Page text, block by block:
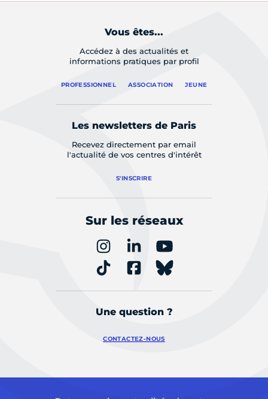
Vous êtes...
Accédez à des actualités et
informations pratiques par profil
PROFESSIONNEL ASSOCIATION JEUNE
Les newsletters de Paris
Recevez directement par email
l'actualité de vos centres d'intérêt
S'INSCRIRE
Sur les réseaux
Une question ?
CONTACTEZ-NOUS